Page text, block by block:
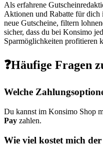
Als erfahrene
Aktionen und Rabatte für
neue Gutscheine, filtern
sicher, dass du bei Konsimo
Sparmöglichkeiten profitieren
❓Häufige Fragen
Welche
Du kannst im Konsimo Shop
Pay zahlen.
Wie viel kostet mich